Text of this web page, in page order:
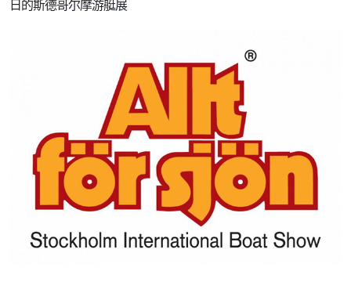
日的斯德哥尔摩游艇展